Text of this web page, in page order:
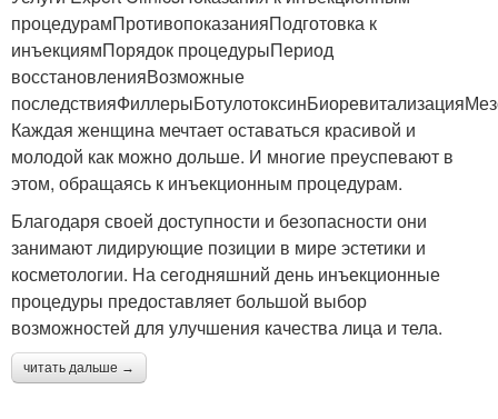
процедурамПротивопоказанияПодготовка к
инъекциямПорядок процедурыПериод
восстановленияВозможные
Каждая женщина мечтает оставаться красивой и
молодой как можно дольше. И многие преуспевают в
этом, обращаясь к инъекционным процедурам.
Благодаря своей доступности и безопасности они
занимают лидирующие позиции в мире эстетики и
косметологии. На сегодняшний день инъекционные
процедуры предоставляет большой выбор
возможностей для улучшения качества лица и тела.
читать дальше →